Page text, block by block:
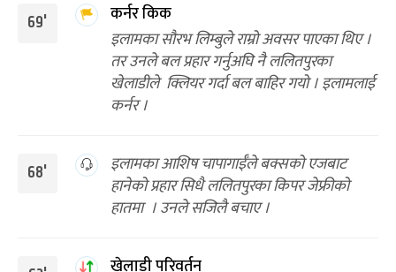
69'
कर्नर किक
इलामका सौरभ लिम्बुले राम्रो अवसर पाएका थिए ।
तर उनले बल प्रहार गर्नुअघि नै ललितपुरका
खेलाडीले क्लियर गर्दा बल बाहिर गयो । इलामलाई
कर्नर ।
68'
इलामका आशिष चापागाईँले बक्सको एजबाट
हानेको प्रहार सिधै ललितपुरका किपर जेफ्रीको
हातमा । उनले सजिलै बचाए ।
खेलाडी परिवर्तन